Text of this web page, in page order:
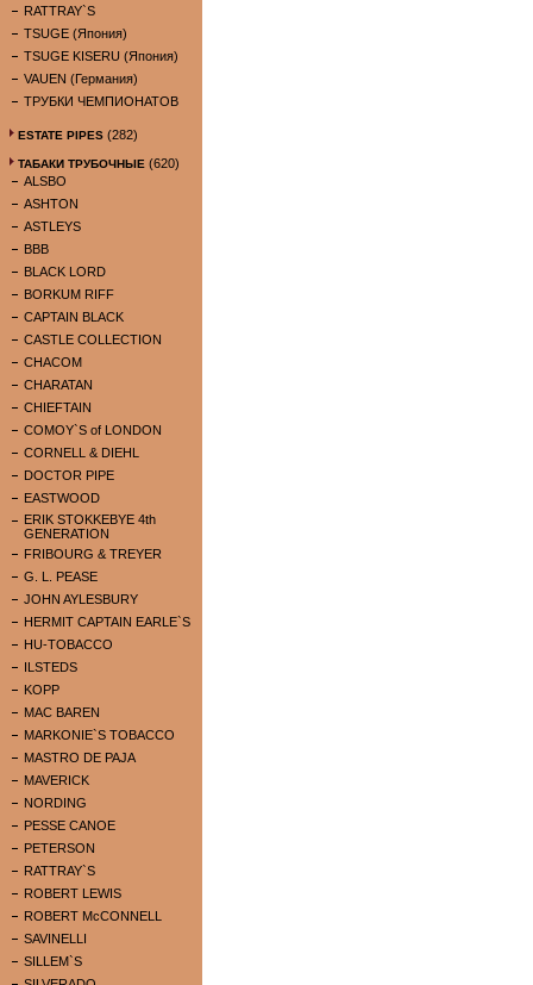
RATTRAY`S
TSUGE (Япония)
TSUGE KISERU (Япония)
VAUEN (Германия)
ТРУБКИ ЧЕМПИОНАТОВ
ESTATE PIPES (282)
ТАБАКИ ТРУБОЧНЫЕ (620)
ALSBO
ASHTON
ASTLEYS
BBB
BLACK LORD
BORKUM RIFF
CAPTAIN BLACK
CASTLE COLLECTION
CHACOM
CHARATAN
CHIEFTAIN
COMOY`S of LONDON
CORNELL & DIEHL
DOCTOR PIPE
EASTWOOD
ERIK STOKKEBYE 4th
GENERATION
FRIBOURG & TREYER
G. L. PEASE
JOHN AYLESBURY
HERMIT CAPTAIN EARLE`S
HU-TOBACCO
ILSTEDS
KOPP
MAC BAREN
MARKONIE`S TOBACCO
MASTRO DE PAJA
MAVERICK
NORDING
PESSE CANOE
PETERSON
RATTRAY`S
ROBERT LEWIS
ROBERT McCONNELL
SAVINELLI
SILLEM`S